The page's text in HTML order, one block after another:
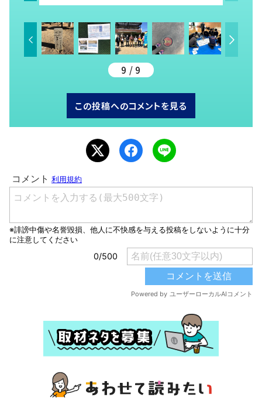
ルのいい関
係 岡山・浅口
市
9 / 9
この投稿へのコメントを見る